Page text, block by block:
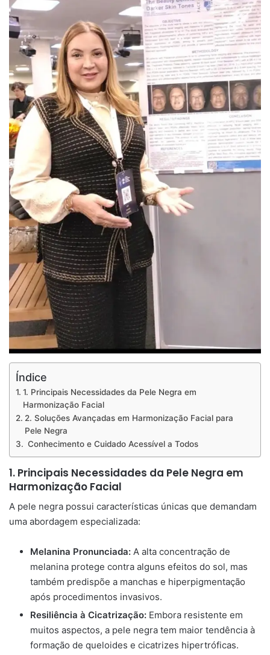
Índice
1. Principais Necessidades da Pele Negra em
Harmonização Facial
2. Soluções Avançadas em Harmonização Facial para
Pele Negra
Conhecimento e Cuidado Acessível a Todos
1. Principais Necessidades da Pele Negra em
Harmonização Facial
A pele negra possui características únicas que demandam
uma abordagem especializada:
Melanina Pronunciada: A alta concentração de
melanina protege contra alguns efeitos do sol, mas
também predispõe a manchas e hiperpigmentação
após procedimentos invasivos.
Resiliência à Cicatrização: Embora resistente em
muitos aspectos, a pele negra tem maior tendência à
formação de queloides e cicatrizes hipertróficas.